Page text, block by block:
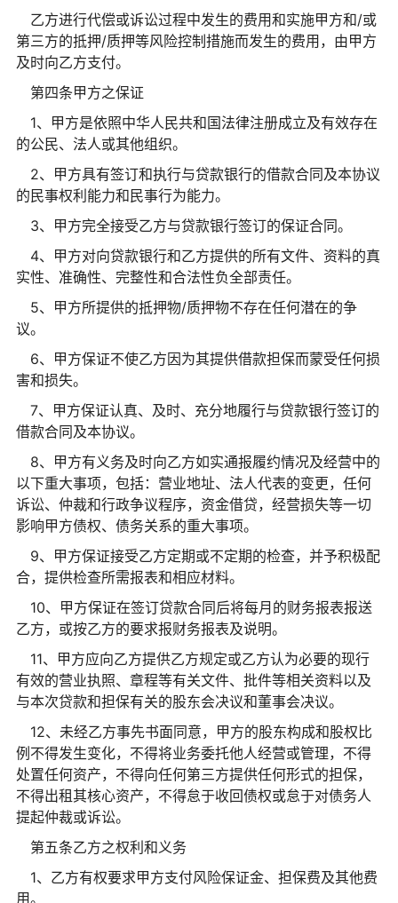
乙方进行代偿或诉讼过程中发生的费用和实施甲方和/或
第三方的抵押/质押等风险控制措施而发生的费用，由甲方
及时向乙方支付。
第四条甲方之保证
1、甲方是依照中华人民共和国法律注册成立及有效存在
的公民、法人或其他组织。
2、甲方具有签订和执行与贷款银行的借款合同及本协议
的民事权利能力和民事行为能力。
3、甲方完全接受乙方与贷款银行签订的保证合同。
4、甲方对向贷款银行和乙方提供的所有文件、资料的真
实性、准确性、完整性和合法性负全部责任。
5、甲方所提供的抵押物/质押物不存在任何潜在的争
议。
6、甲方保证不使乙方因为其提供借款担保而蒙受任何损
害和损失。
7、甲方保证认真、及时、充分地履行与贷款银行签订的
借款合同及本协议。
8、甲方有义务及时向乙方如实通报履约情况及经营中的
以下重大事项，包括：营业地址、法人代表的变更，任何
诉讼、仲裁和行政争议程序，资金借贷，经营损失等一切
影响甲方债权、债务关系的重大事项。
9、甲方保证接受乙方定期或不定期的检查，并予积极配
合，提供检查所需报表和相应材料。
10、甲方保证在签订贷款合同后将每月的财务报表报送
乙方，或按乙方的要求报财务报表及说明。
11、甲方应向乙方提供乙方规定或乙方认为必要的现行
有效的营业执照、章程等有关文件、批件等相关资料以及
与本次贷款和担保有关的股东会决议和董事会决议。
12、未经乙方事先书面同意，甲方的股东构成和股权比
例不得发生变化，不得将业务委托他人经营或管理，不得
处置任何资产，不得向任何第三方提供任何形式的担保，
不得出租其核心资产，不得怠于收回债权或怠于对债务人
提起仲裁或诉讼。
第五条乙方之权利和义务
1、乙方有权要求甲方支付风险保证金、担保费及其他费
用。